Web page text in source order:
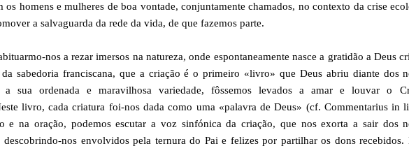
homens e mulheres de boa vontade, conjuntamente chamados, no contexto da crise
a salvaguarda da rede da vida, de que fazemos parte.
nos a rezar imersos na natureza, onde espontaneamente nasce a gratidão a Deus
sabedoria franciscana, que a criação é o primeiro «livro» que Deus abriu diante dos
a sua ordenada e maravilhosa variedade, fôssemos levados a amar e louvar o
livro, cada criatura foi-nos dada como uma «palavra de Deus» (cf. Commentarius in
e na oração, podemos escutar a voz sinfónica da criação, que nos exorta a sair dos
descobrindo-nos envolvidos pela ternura do Pai e felizes por partilhar os dons recebidos.